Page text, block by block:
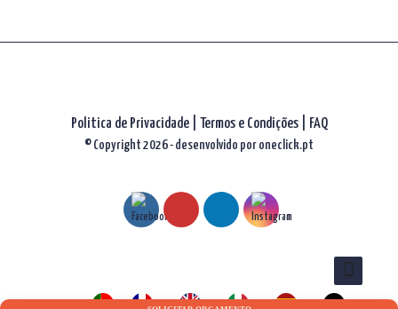
Politica de Privacidade| Termos e Condições FAQ
© Copyright 2026 - desenvolvido por oneclick.pt